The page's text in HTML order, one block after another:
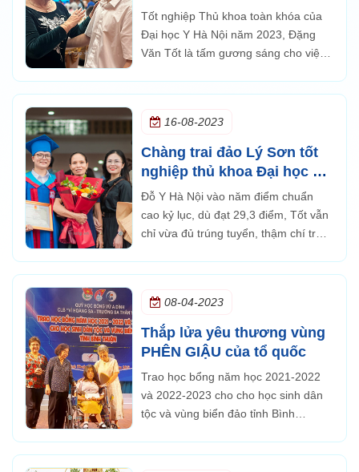
Đặng Văn Tốt
Tốt nghiệp Thủ khoa toàn khóa của
Đại học Y Hà Nội năm 2023, Đặng
Văn Tốt là tấm gương sáng cho việc
16-08-2023
Chàng trai đảo Lý Sơn tốt
nghiệp thủ khoa Đại học Y
Hà Nội
Đỗ Y Hà Nội vào năm điểm chuẩn
cao kỷ lục, dù đạt 29,3 điểm, Tốt vẫn
chỉ vừa đủ trúng tuyển, thậm chí trượt
08-04-2023
Thắp lửa yêu thương vùng
PHÊN GIẬU của tổ quốc
Trao học bổng năm học 2021-2022
và 2022-2023 cho cho học sinh dân
tộc và vùng biển đảo tỉnh Bình